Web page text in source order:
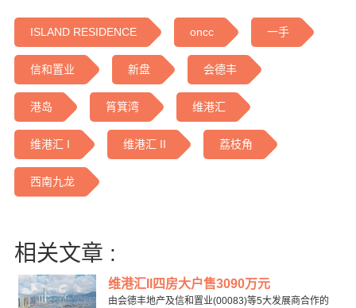
ISLAND RESIDENCE oncc 一手
信和置业 新盘 会德丰
港岛 筲箕湾 维港汇
维港汇 I 维港汇 II 荔枝角
西南九龙
相关文章 :
维港汇II四房大户售3090万元
由会德丰地产及信和置业(00083)等5大发展商合作的